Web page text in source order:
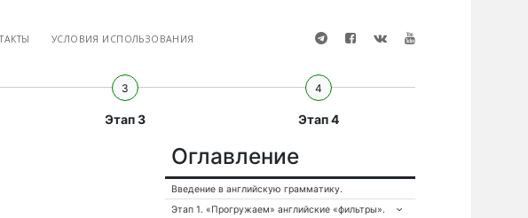
УСЛОВИЯ ИСПОЛЬЗОВАНИЯ
l
e
g
3
Этап 3
4
Этап 4
Оглавление
Введение в английскую грамматику.
Этап 1. «Прогружаем» английские «фильтры».